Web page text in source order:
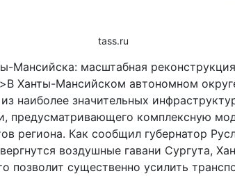
tass.ru
Мансийска: масштабная
Ханты-Мансийском автономном
наиболее значительных
предусматривающего комплексную
региона. Как сообщил губернатор
воздушные гавани Сургута,
позволит существенно усилить